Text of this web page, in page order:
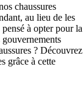
chaussures
au lieu de les
à opter pour la
? Découvrez
grâce à cette